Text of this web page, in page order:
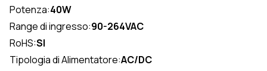
Potenza:40W
Range di ingresso:90-264VAC
RoHS:SI
Tipologia di Alimentatore:AC/DC